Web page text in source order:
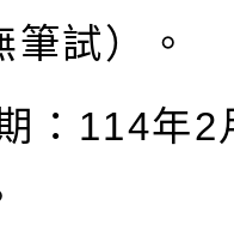
筆試）。
： 114年2